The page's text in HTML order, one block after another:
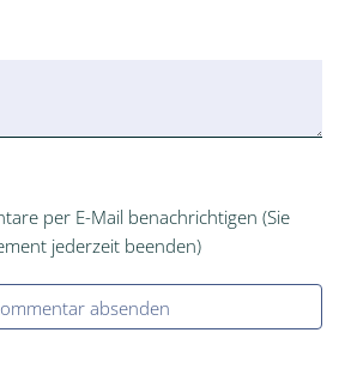
per E-Mail benachrichtigen (Sie
jederzeit beenden)
absenden